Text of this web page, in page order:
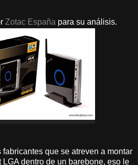
Zotac España para su análisis.
que se atreven a montar
dentro de un barebone, eso le